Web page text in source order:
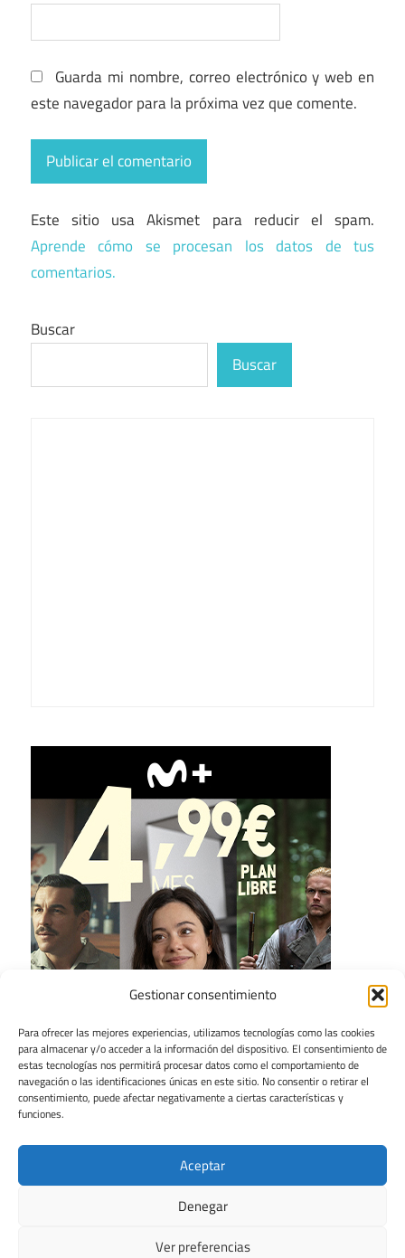
Gestionar consentimiento
Para ofrecer las mejores experiencias, utilizamos tecnologías como las cookies
para almacenar y/o acceder a la información del dispositivo. El consentimiento de
estas tecnologías nos permitirá procesar datos como el comportamiento de
navegación o las identificaciones únicas en este sitio. No consentir o retirar el
consentimiento, puede afectar negativamente a ciertas características y
funciones.
Aceptar
Denegar
Ver preferencias
Guarda mi nombre, correo electrónico y web en
este navegador para la próxima vez que comente.
Este sitio usa Akismet para reducir el spam.
Aprende cómo se procesan los datos de tus
comentarios.
Buscar
Buscar